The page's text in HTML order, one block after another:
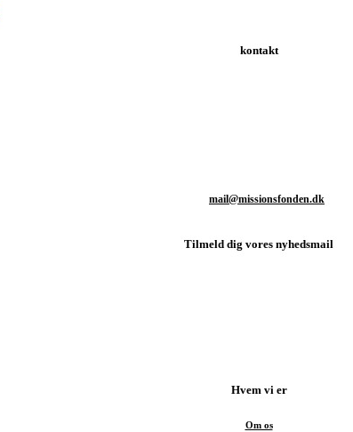
kontakt
mail@missionsfonden.dk
Tilmeld dig vores nyhedsmail
Hvem vi er
Om os